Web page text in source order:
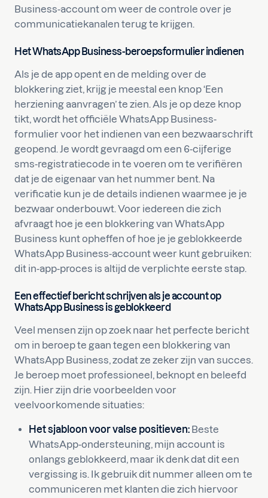
Business-account om weer de controle over je
communicatiekanalen terug te krijgen.
Het WhatsApp Business-beroepsformulier indienen
Als je de app opent en de melding over de
blokkering ziet, krijg je meestal een knop ‘Een
herziening aanvragen’ te zien. Als je op deze knop
tikt, wordt het officiële WhatsApp Business-
formulier voor het indienen van een bezwaarschrift
geopend. Je wordt gevraagd om een 6-cijferige
sms-registratiecode in te voeren om te verifiëren
dat je de eigenaar van het nummer bent. Na
verificatie kun je de details indienen waarmee je je
bezwaar onderbouwt. Voor iedereen die zich
afvraagt hoe je een blokkering van WhatsApp
Business kunt opheffen of hoe je je geblokkeerde
WhatsApp Business-account weer kunt gebruiken:
dit in-app-proces is altijd de verplichte eerste stap.
Een effectief bericht schrijven als je account op
WhatsApp Business is geblokkeerd
Veel mensen zijn op zoek naar het perfecte bericht
om in beroep te gaan tegen een blokkering van
WhatsApp Business, zodat ze zeker zijn van succes.
Je beroep moet professioneel, beknopt en beleefd
zijn. Hier zijn drie voorbeelden voor
veelvoorkomende situaties:
Het sjabloon voor valse positieven: Beste
WhatsApp-ondersteuning, mijn account is
onlangs geblokkeerd, maar ik denk dat dit een
vergissing is. Ik gebruik dit nummer alleen om te
communiceren met klanten die zich hiervoor